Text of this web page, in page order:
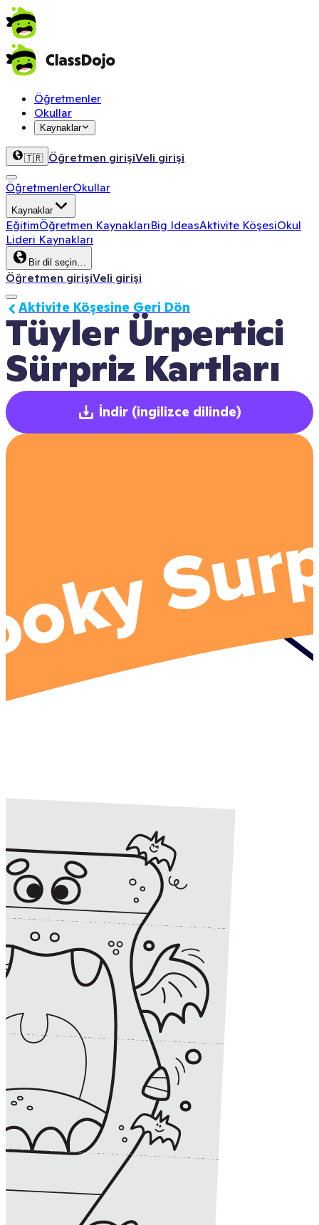
Öğretmenler
Okullar
Kaynaklar
🇹🇷 Öğretmen girişiVeli girişi
ÖğretmenlerOkullar
Kaynaklar
EğitimÖğretmen KaynaklarıBig IdeasAktivite KöşesiOkul
Lideri Kaynakları
Bir dil seçin…
Öğretmen girişiVeli girişi
Tüyler Ürpertici
Sürpriz Kartları
Aktivite Köşesine Geri Dön
İndir (ingilizce dilinde)